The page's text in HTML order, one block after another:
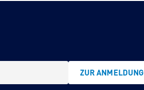
ZUR ANMELDUNG